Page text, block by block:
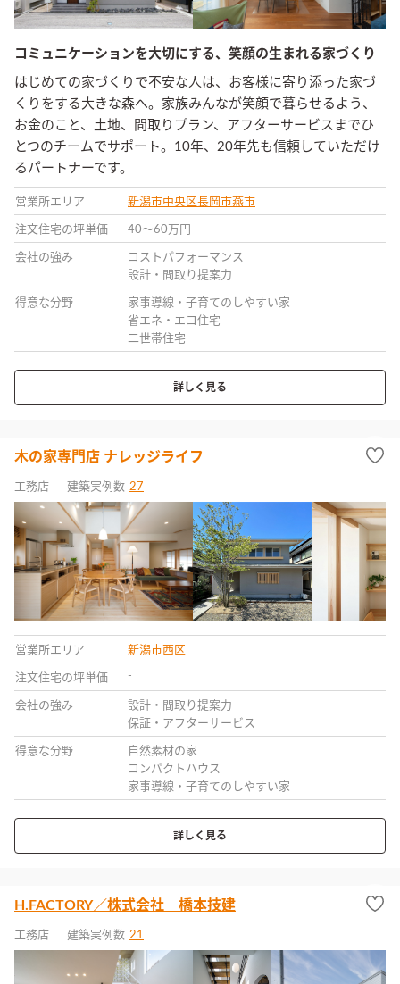
コミュニケーションを大切にする、笑顔の生まれる家づくり
はじめての家づくりで不安な人は、お客様に寄り添った家づ
くりをする大きな森へ。家族みんなが笑顔で暮らせるよう、
お金のこと、土地、間取りプラン、アフターサービスまでひ
とつのチームでサポート。10年、20年先も信頼していただけ
るパートナーです。
営業所エリア 新潟市中央区長岡市燕市
注文住宅の坪単価 40〜60万円
会社の強み
コストパフォーマンス
設計・間取り提案力
得意な分野
家事導線・子育てのしやすい家
省エネ・エコ住宅
二世帯住宅
詳しく見る
木の家専門店 ナレッジライフ
工務店 建築実例数 27
営業所エリア 新潟市西区
注文住宅の坪単価 -
会社の強み
設計・間取り提案力
保証・アフターサービス
得意な分野
自然素材の家
コンパクトハウス
家事導線・子育てのしやすい家
詳しく見る
H.FACTORY／株式会社 橋本技建
工務店 建築実例数 21